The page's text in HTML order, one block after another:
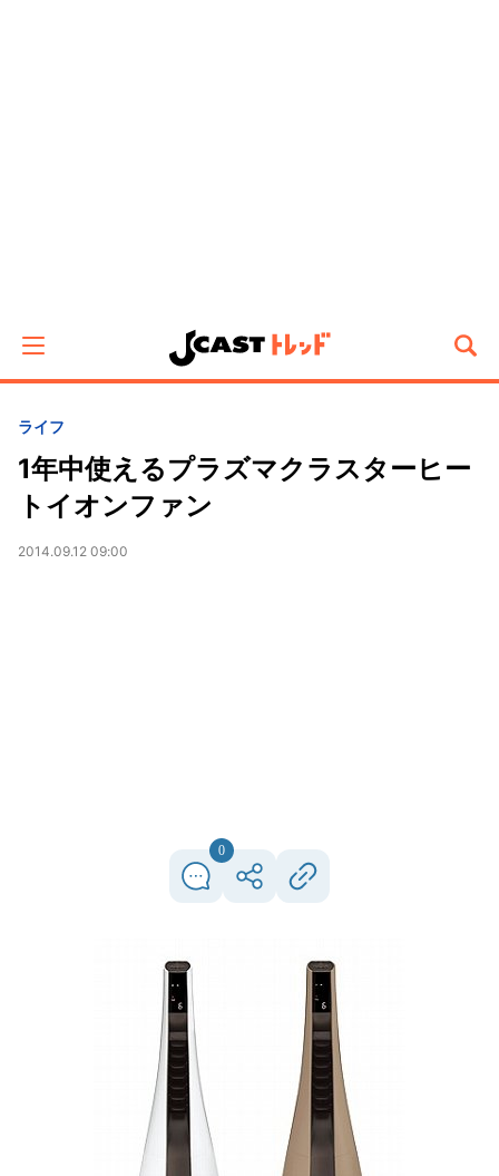
ライフ
1年中使えるプラズマクラスターヒー
トイオンファン
2014.09.12 09:00
0